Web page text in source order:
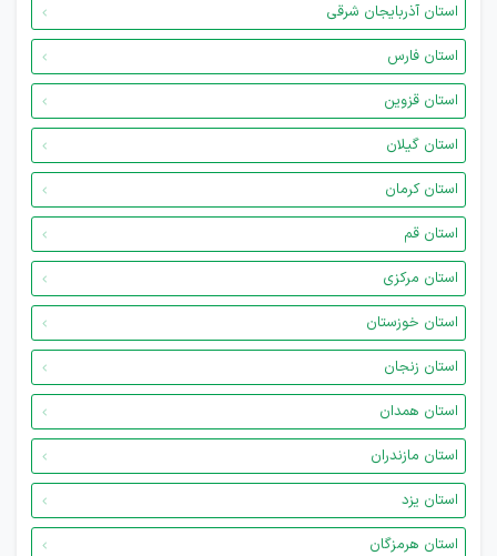
استان آذربایجان شرقی
استان فارس
استان قزوین
استان گیلان
استان کرمان
استان قم
استان مرکزی
استان خوزستان
استان زنجان
استان همدان
استان مازندران
استان یزد
استان هرمزگان